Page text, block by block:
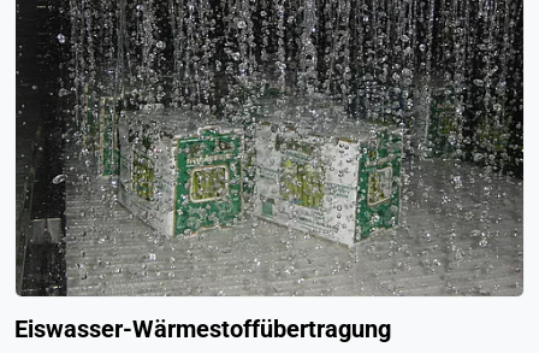
Eiswasser-Wärmestoffübertragung